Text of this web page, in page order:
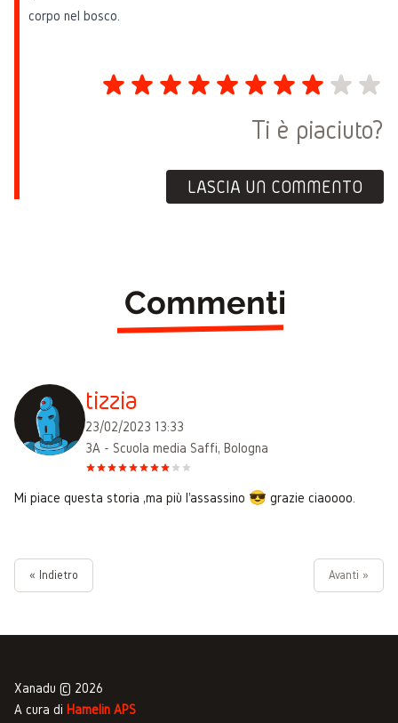
Ti è piaciuto?
LASCIA UN COMMENTO
corpo nel bosco.
Commenti
tizzia
23/02/2023 13:33
3A - Scuola media Saffi, Bologna
Mi piace questa storia ,ma più l'assassino 😎 grazie ciaoooo.
« Indietro Avanti »
Xanadu © 2026
A cura di Hamelin APS